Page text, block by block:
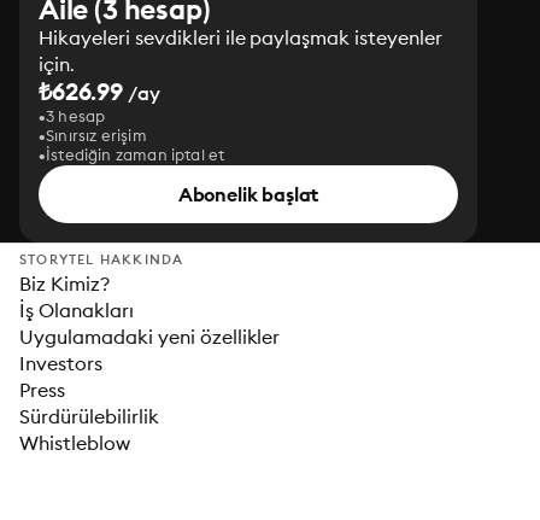
Aile (3 hesap)
Hikayeleri sevdikleri ile paylaşmak isteyenler
için.
₺626.99 /ay
3 hesap
Sınırsız erişim
İstediğin zaman iptal et
Abonelik başlat
STORYTEL HAKKINDA
Biz Kimiz?
İş Olanakları
Uygulamadaki yeni özellikler
Investors
Press
Sürdürülebilirlik
Whistleblow